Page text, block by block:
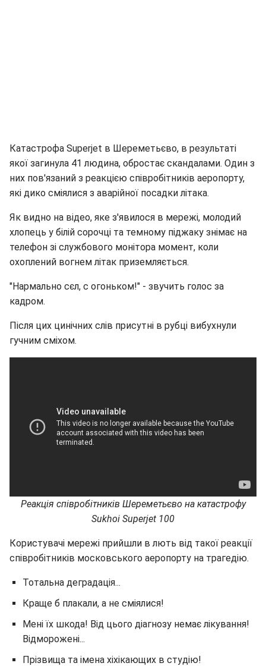
Катастрофа Superjet в Шереметьєво, в результаті
якої загинула 41 людина, обростає скандалами. Один з
них пов'язаний з реакцією співробітників аеропорту,
які дико сміялися з аварійної посадки літака.
Як видно на відео, яке з'явилося в мережі, молодий
хлопець у білій сорочці та темному піджаку знімає на
телефон зі службового монітора момент, коли
охоплений вогнем літак приземляється.
"Нармально сєл, с огоньком!" - звучить голос за
кадром.
Після цих цинічних слів присутні в рубці вибухнули
гучним сміхом.
Реакція співробітників Шереметьєво на катастрофу
Sukhoi Superjet 100
Користувачі мережі прийшли в лють від такої реакції
співробітників московського аеропорту на трагедію.
Тотальна деградація...
Краще б плакали, а не сміялися!
Мені їх шкода! Від цього діагнозу немає лікування!
Відморожені...
Прізвища та імена хіхікающих в студію!